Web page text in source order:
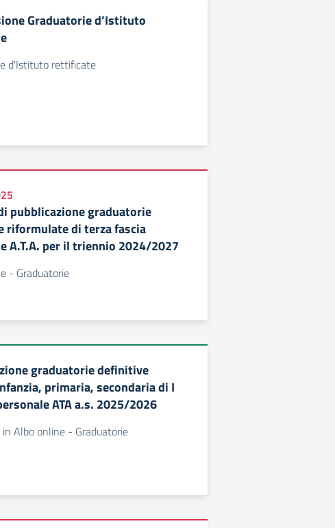
Graduatorie d’Istituto
d'Istituto rettificate
pubblicazione graduatorie
riformulate di terza fascia
A.T.A. per il triennio 2024/2027
- Graduatorie
graduatorie definitive
primaria, secondaria di I
ATA a.s. 2025/2026
in Albo online - Graduatorie